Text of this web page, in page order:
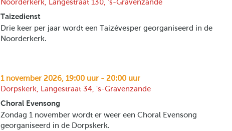
Noorderkerk, Langestraat 130, 's-Gravenzande
Taizedienst
Drie keer per jaar wordt een Taizévesper georganiseerd in de
Noorderkerk.
1 november 2026, 19:00 uur - 20:00 uur
Dorpskerk, Langestraat 34, 's-Gravenzande
Choral Evensong
Zondag 1 november wordt er weer een Choral Evensong
georganiseerd in de Dorpskerk.